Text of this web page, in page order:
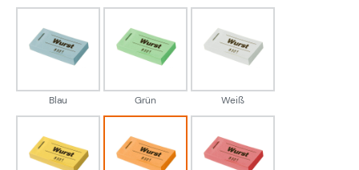
Blau
Blau
Grün
Grün
Weiß
Weiß
gelb orange rot